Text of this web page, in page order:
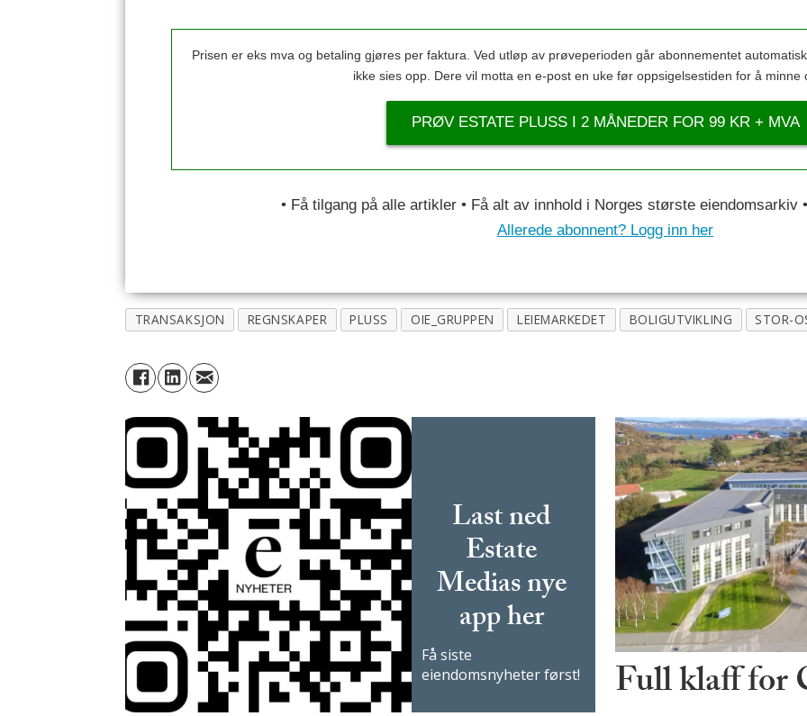
Prisen er eks mva og betaling gjøres per faktura. Ved utløp av prøveperioden går abonnementet
ikke sies opp. Dere vil motta en e-post en uke før oppsigelsestiden for å minne
PRØV ESTATE PLUSS I 2 MÅNEDER FOR 99 KR + MVA
• Få tilgang på alle artikler • Få alt av innhold i Norges største eiendomsarkiv
Allerede abonnent? Logg inn her
TRANSAKSJON REGNSKAPER PLUSS OIE_GRUPPEN LEIEMARKEDET BOLIGUTVIKLING STOR-
Last ned
Estate
Medias nye
app her
Få siste
eiendomsnyheter først!
Full klaff for